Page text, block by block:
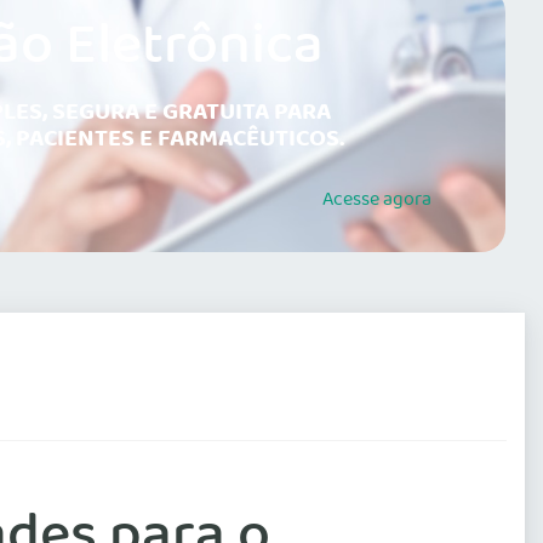
Eletrônica
SEGURA E GRATUITA PARA
PACIENTES E FARMACÊUTICOS.
Acesseagora